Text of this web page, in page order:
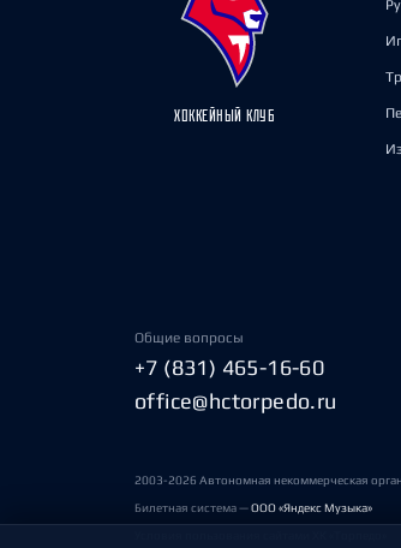
ХОККЕЙНЫЙ КЛУБ
Общие вопросы
+7 (831) 465-16-60
office@hctorpedo.ru
2003-2026 Автономная некоммерческая
Билетная система —ООО «Яндекс Музыка»